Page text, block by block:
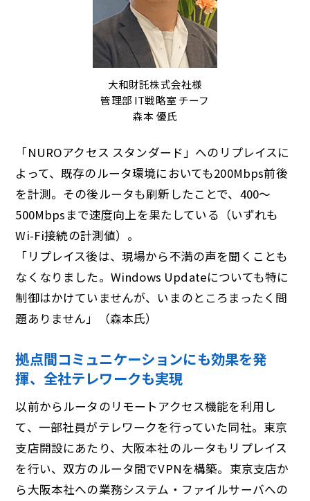
大和財託株式会社様
管理部 IT戦略室 チーフ
森本 優氏
「NUROアクセス スタンダード」へのリプレイスに
よって、既存のルータ環境においても200Mbps前後
を計測。その後ルータも刷新したことで、400～
500Mbpsまで速度向上を果たしている（いずれも
Wi-Fi接続の計測値）。
「リプレイス後は、現場から不満の声を聞くことも
なくなりました。Windows Updateについても特に
制御はかけていませんが、いまのところまったく問
題ありません」（森本氏）
拠点間コミュニケーションにも効果を発
揮、全社テレワークも実現
以前からルータのリモートアクセス機能を利用し
て、一部社員がテレワークを行っていた同社。東京
支店開設にあたり、大阪本社のルータもリプレイス
を行い、双方のルータ間でVPNを構築。東京支店か
ら大阪本社への業務システム・ファイルサーバへの